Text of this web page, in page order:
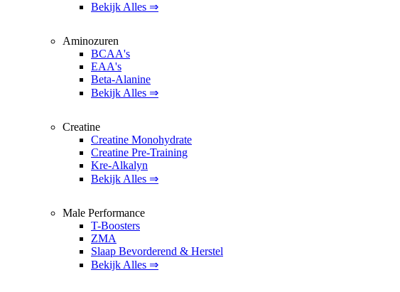
Bekijk Alles ⇒
Aminozuren
BCAA's
EAA's
Beta-Alanine
Bekijk Alles ⇒
Creatine
Creatine Monohydrate
Creatine Pre-Training
Kre-Alkalyn
Bekijk Alles ⇒
Male Performance
T-Boosters
ZMA
Slaap Bevorderend & Herstel
Bekijk Alles ⇒